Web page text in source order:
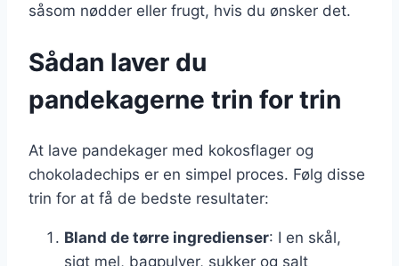
såsom nødder eller frugt, hvis du ønsker det.
Sådan laver du
pandekagerne trin for trin
At lave pandekager med kokosflager og
chokoladechips er en simpel proces. Følg disse
trin for at få de bedste resultater:
Bland de tørre ingredienser: I en skål,
sigt mel, bagpulver, sukker og salt